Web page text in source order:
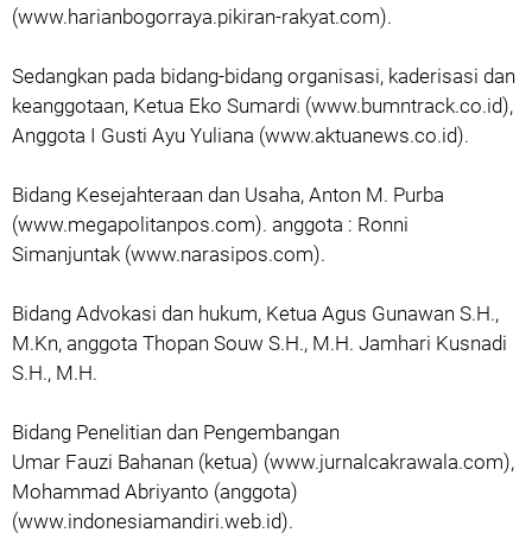
(www.harianbogorraya.pikiran-rakyat.com).
Sedangkan pada bidang-bidang organisasi, kaderisasi dan
keanggotaan, Ketua Eko Sumardi (www.bumntrack.co.id),
Anggota I Gusti Ayu Yuliana (www.aktuanews.co.id).
Bidang Kesejahteraan dan Usaha, Anton M. Purba
(www.megapolitanpos.com). anggota : Ronni
Simanjuntak (www.narasipos.com).
Bidang Advokasi dan hukum, Ketua Agus Gunawan S.H.,
M.Kn, anggota Thopan Souw S.H., M.H. Jamhari Kusnadi
S.H., M.H.
Bidang Penelitian dan Pengembangan
Umar Fauzi Bahanan (ketua) (www.jurnalcakrawala.com),
Mohammad Abriyanto (anggota)
(www.indonesiamandiri.web.id).